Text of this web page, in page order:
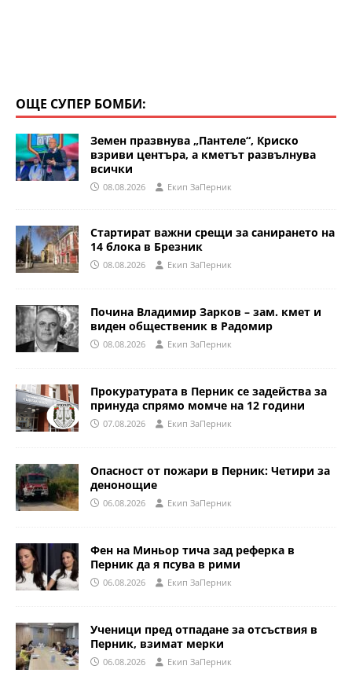
ОЩЕ СУПЕР БОМБИ:
Земен празвнува „Пантеле“, Криско
взриви центъра, а кметът развълнува
всички
08.08.2026 Eкип ЗаПерник
Стартират важни срещи за санирането на
14 блока в Брезник
08.08.2026 Eкип ЗаПерник
Почина Владимир Зарков – зам. кмет и
виден общественик в Радомир
08.08.2026 Eкип ЗаПерник
Прокуратурата в Перник се задейства за
принуда спрямо момче на 12 години
07.08.2026 Eкип ЗаПерник
Опасност от пожари в Перник: Четири за
денонощие
06.08.2026 Eкип ЗаПерник
Фен на Миньор тича зад реферка в
Перник да я псува в рими
06.08.2026 Eкип ЗаПерник
Ученици пред отпадане за отсъствия в
Перник, взимат мерки
06.08.2026 Eкип ЗаПерник